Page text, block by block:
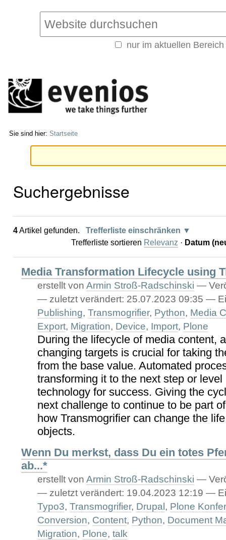
Werkzeuge
Website durchsuchen
nur im aktuellen Bereich
Sie sind hier: Startseite
Suchergebnisse
4Artikel gefunden.
Trefferliste einschränken
Trefferliste sortieren Relevanz · Datum
Media Transformation Lifecycle using
erstellt vonArmin Stroß-Radschinski —
— zuletzt verändert: 25.07.2023 09:35—
Publishing,Transmogrifier, Python, Media
Export, Migration, Device, Import, Plone
During the lifecycle of media content,
changing targets is crucial for taking
from the base value. Automated
transforming it to the next step or level
technology for success. Giving the
next challenge to continue to be part
how Transmogrifier can change the
objects.
Wenn Du merkst, dass Du ein totes
ab...*
erstellt vonArmin Stroß-Radschinski —
— zuletzt verändert: 19.04.2023 12:19—
Typo3,Transmogrifier, Drupal , Plone
Conversion, Content, Python, Document
Migration, Plone,talk